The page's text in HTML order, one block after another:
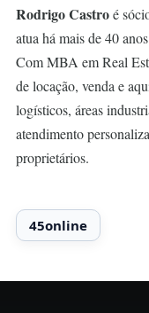
Rodrigo Castroé
atua há mais de 40
Com MBA em Real
de locação, venda e
logísticos, áreas
atendimento
proprietários.